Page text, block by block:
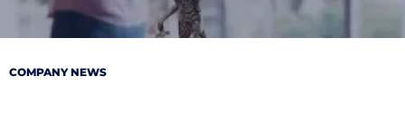
COMPANY NEWS